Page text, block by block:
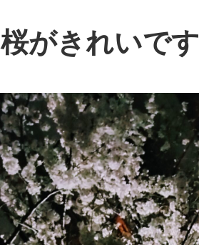
桜がきれいです